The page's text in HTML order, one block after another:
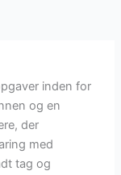
inden for
og en
der
med
tag og